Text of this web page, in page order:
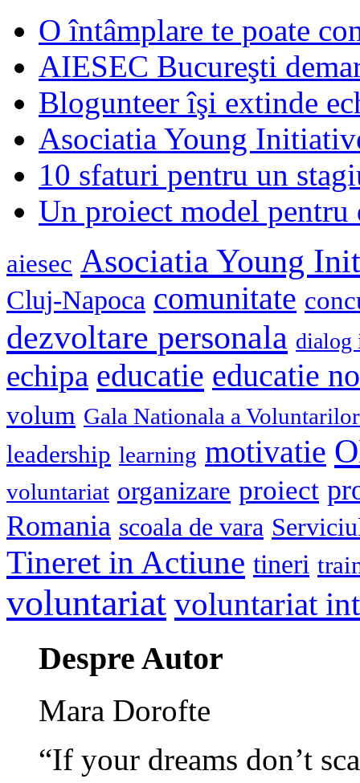
O întâmplare te poate
AIESEC Bucureşti
Blogunteer îşi extinde
Asociatia Young
10 sfaturi pentru un
Un proiect model
aiesec Asociatia Young
Cluj-Napoca comunitate
dezvoltare personala dialog
echipa educatie educatie
volum Gala Nationala a Voluntarilor
leadership learning motivatie
voluntariat organizare proiect
Romania scoala de vara
Tineret in Actiune tineri
voluntariat voluntariat
Despre Autor
Mara Dorofte
“If your dreams don’t